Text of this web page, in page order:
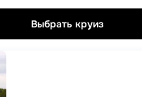
Выбрать круиз